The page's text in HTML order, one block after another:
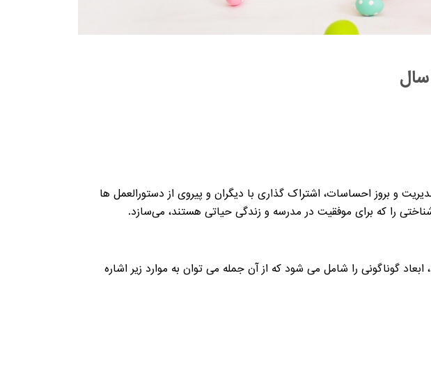
و بروز احساسات، اشتراک گذاری با دیگران و پیروی از دستورالعمل ها
را که برای موفقیت در مدرسه و زندگی حیاتی هستند، می‌سازد.
گوناگونی را شامل می شود که از آن جمله می توان به موارد زیر اشاره